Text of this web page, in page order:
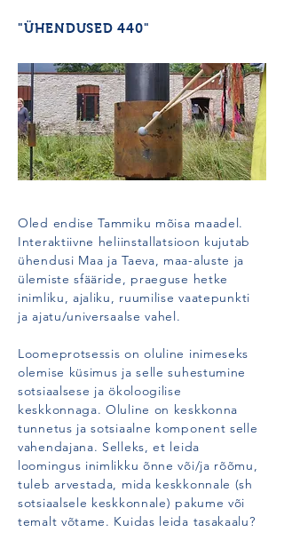
"ÜHENDUSED 440"
Oled endise Tammiku mõisa maadel.
Interaktiivne heliinstallatsioon kujutab
ühendusi Maa ja Taeva, maa-aluste ja
ülemiste sfääride, praeguse hetke
inimliku, ajaliku, ruumilise vaatepunkti
ja ajatu/universaalse vahel.
Loomeprotsessis on oluline inimeseks
olemise küsimus ja selle suhestumine
sotsiaalsese ja ökoloogilise
keskkonnaga. Oluline on keskkonna
tunnetus ja sotsiaalne komponent selle
vahendajana. Selleks, et leida
loomingus inimlikku õnne või/ja rõõmu,
tuleb arvestada, mida keskkonnale (sh
sotsiaalsele keskkonnale) pakume või
temalt võtame. Kuidas leida tasakaalu?